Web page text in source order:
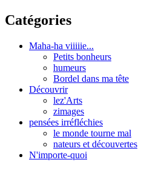
Catégories
Maha-ha viiiiie...
Petits bonheurs
humeurs
Bordel dans ma tête
Découvrir
lez'Arts
zimages
pensées irréfléchies
le monde tourne mal
nateurs et découvertes
N'importe-quoi